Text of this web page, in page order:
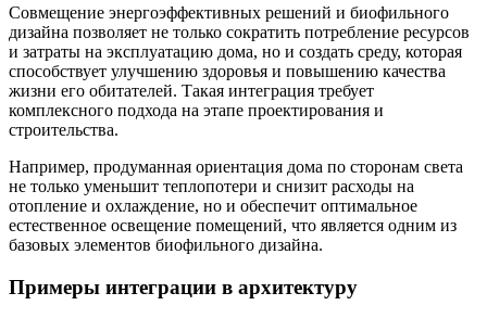
Совмещение энергоэффективных решений и биофильного
дизайна позволяет не только сократить потребление ресурсов
и затраты на эксплуатацию дома, но и создать среду, которая
способствует улучшению здоровья и повышению качества
жизни его обитателей. Такая интеграция требует
комплексного подхода на этапе проектирования и
строительства.
Например, продуманная ориентация дома по сторонам света
не только уменьшит теплопотери и снизит расходы на
отопление и охлаждение, но и обеспечит оптимальное
естественное освещение помещений, что является одним из
базовых элементов биофильного дизайна.
Примеры интеграции в архитектуру